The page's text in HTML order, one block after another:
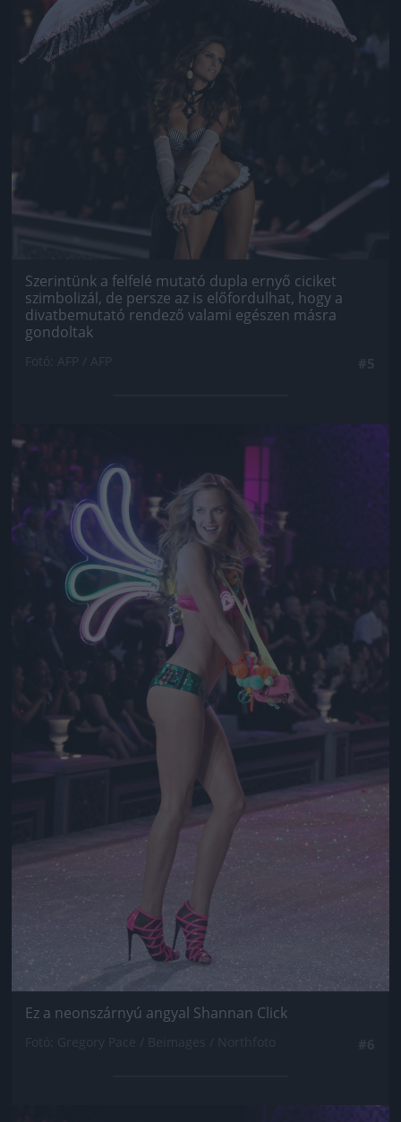
Szerintünk a felfelé mutató dupla ernyő ciciket
szimbolizál, de persze az is előfordulhat, hogy a
divatbemutató rendező valami egészen másra
gondoltak
Jön még kép!
Ez a neonszárnyú angyal Shannan Click